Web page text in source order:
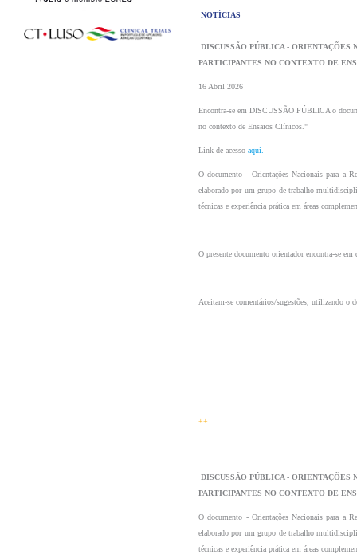
NOTÍCIAS
PARTICIPANTES NO CONTEXTO DE
16 Abril 2026
Encontra-se em DISCUSSÃO PÚBLICA o
no contexto de Ensaios Clínicos."
Link de acesso aqui.
O documento - Orientações Nacionais para a
elaborado por um grupo de trabalho
técnicas e experiência prática em áreas
O presente documento orientador encontra-se
Aceitam-se comentários/sugestões, utilizando o
++
PARTICIPANTES NO CONTEXTO DE
O documento - Orientações Nacionais para a
elaborado por um grupo de trabalho
técnicas e experiência prática em áreas